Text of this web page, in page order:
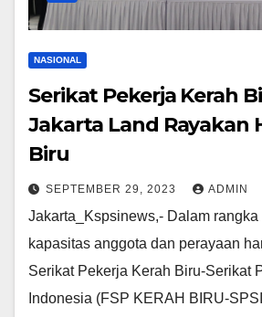
NASIONAL
Serikat Pekerja Kerah
Jakarta Land Rayakan
Biru
SEPTEMBER 29, 2023 ADMIN
Jakarta_Kspsinews,- Dalam
kapasitas anggota dan perayaan
Serikat Pekerja Kerah Biru-Serikat
Indonesia (FSP KERAH BIRU-